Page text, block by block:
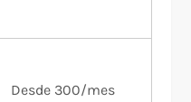
Desde 300/mes